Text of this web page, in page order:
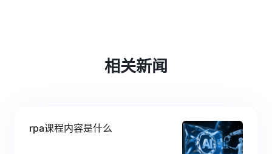
相关新闻
rpa课程内容是什么